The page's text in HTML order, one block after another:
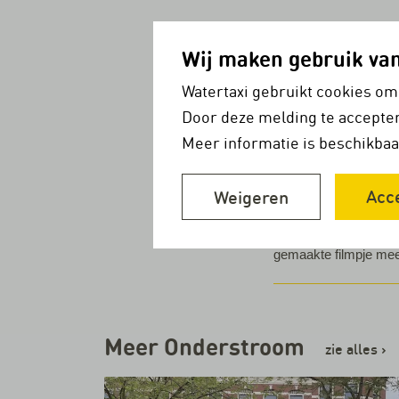
Aanstaande
appartement
vier XL-boten in
elektrisch
Met diezelfde XL-
weer. Fans die hun
naar de overkant (en
stadion zullen we
gemaakte filmpje
Meer Onderstroom zie alles ›
Wij maken gebruik
Watertaxi gebruikt cookies
Door deze melding te
Meer informatie is
Weigeren